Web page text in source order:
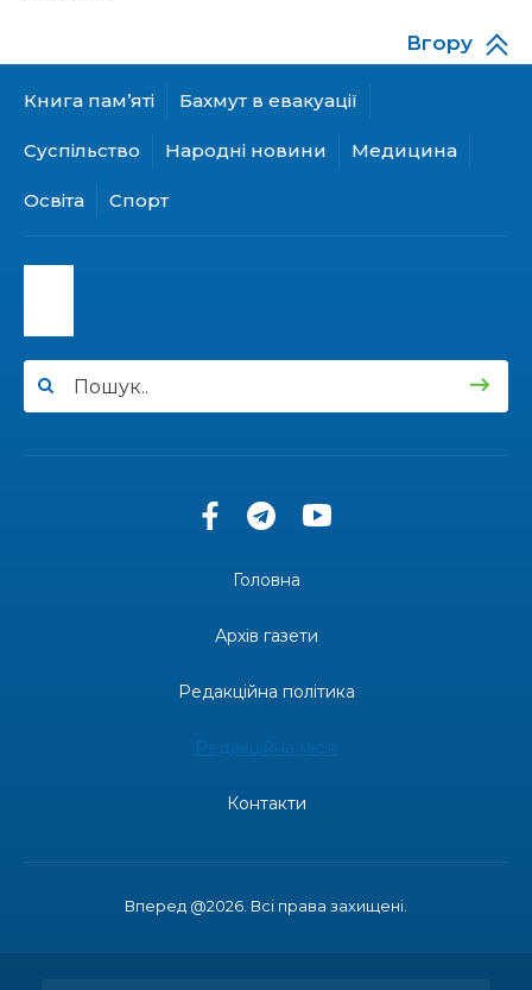
Книга пам’яті Бахмут в евакуації
Суспільство Народні новини Медицина
Освіта Спорт
Вгору
Вперед @2026. Всі права захищені.
Головна
Архів газети
Редакційна політика
Редакційна місія
Контакти